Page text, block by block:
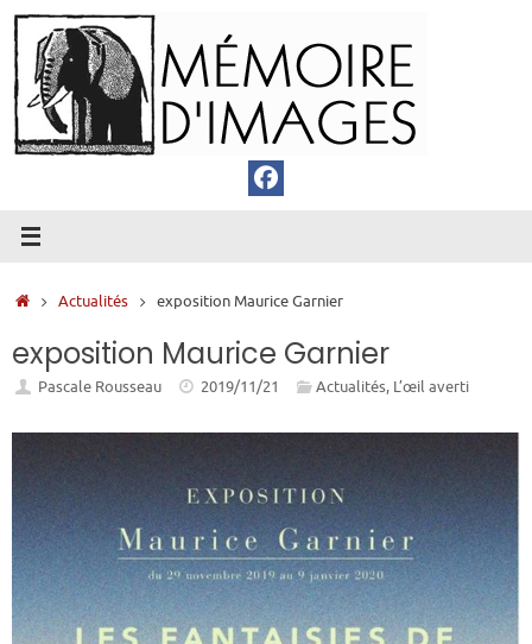
Passer
au
contenu
Accueil
Actualités exposition Maurice Garnier
exposition Maurice Garnier
Pascale Rousseau 2019/11/21 Actualités, L’œil averti